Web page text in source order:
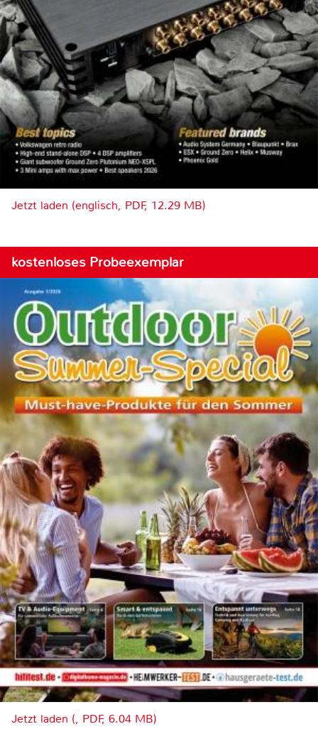
Jetzt laden (englisch, PDF, 12.29 MB)
kostenloses Probeexemplar
Jetzt laden (, PDF, 6.04 MB)